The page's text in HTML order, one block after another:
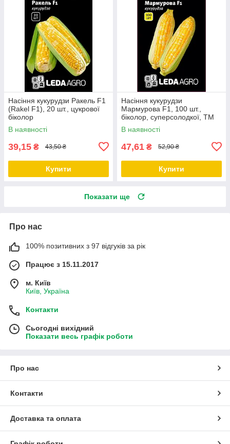
Насіння кукурудзи Ракель F1
(Rakel F1), 20 шт., цукрової
біколор
В наявності
39,15 ₴ 43,50 ₴
Купити
Насіння кукурудзи
Мармурова F1, 100 шт.,
біколор, суперсолодкої, ТМ
"ЛєдаАгро"
В наявності
47,61 ₴ 52,90 ₴
Купити
Показати ще
Про нас
100% позитивних з 97 відгуків за рік
Працює з 15.11.2017
м. Київ
Київ, Україна
Контакти
Сьогодні вихідний
Показати весь графік роботи
Про нас
Контакти
Доставка та оплата